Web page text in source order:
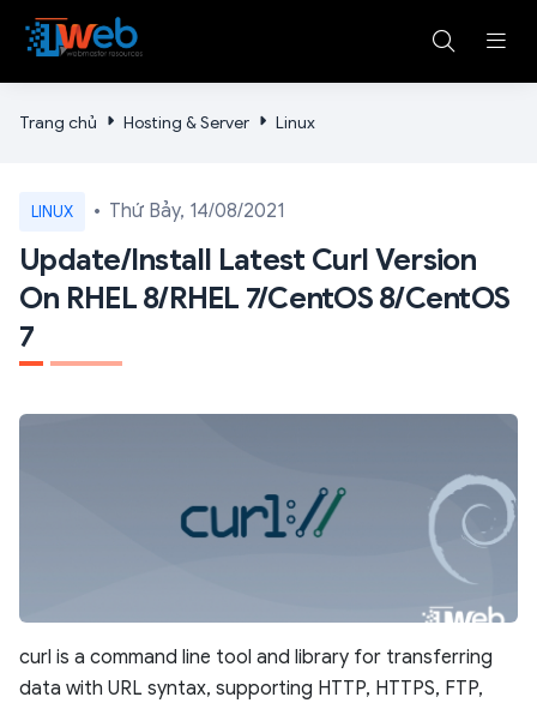
Trang chủ Hosting & Server Linux
LINUX Thứ Bảy, 14/08/2021
Update/Install Latest Curl Version
On RHEL 8/RHEL 7/CentOS 8/CentOS
7
curl is a command line tool and library for transferring
data with URL syntax, supporting HTTP, HTTPS, FTP,